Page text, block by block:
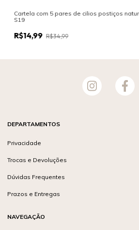
Cartela com 5 pares de cilios postiços
S19
R$14,99 R$34,99
DEPARTAMENTOS
Privacidade
Trocas e Devoluções
Dúvidas Frequentes
Prazos e Entregas
NAVEGAÇÃO